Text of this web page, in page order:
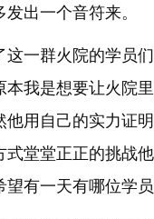
出一个音符来。
这一群火院的学员
本我是想要让火院
他用自己的实力证
式堂堂正正的挑战
望有一天有哪位学